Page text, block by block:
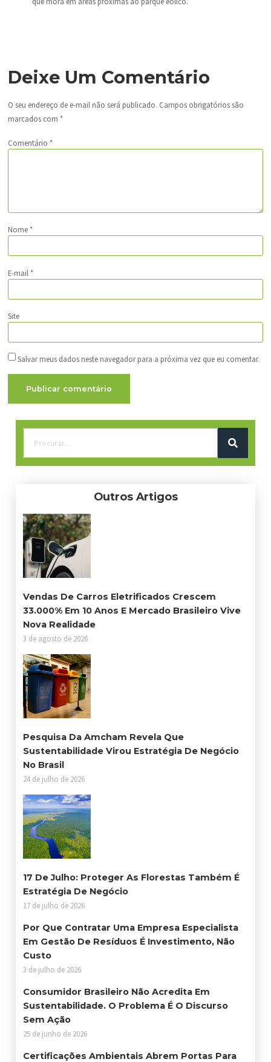
Outros Artigos
Vendas De Carros Eletrificados Crescem
33.000% Em 10 Anos E Mercado Brasileiro Vive
Nova Realidade
3 de agosto de 2026
Pesquisa Da Amcham Revela Que
Sustentabilidade Virou Estratégia De Negócio
No Brasil
24 de julho de 2026
17 De Julho: Proteger As Florestas Também É
Estratégia De Negócio
17 de julho de 2026
Por Que Contratar Uma Empresa Especialista
Em Gestão De Resíduos É Investimento, Não
Custo
3 de julho de 2026
Consumidor Brasileiro Não Acredita Em
Sustentabilidade. O Problema É O Discurso
Sem Ação
25 de junho de 2026
Certificações Ambientais Abrem Portas Para
Deixe Um Comentário
O seu endereço de e-mail não será publicado. Campos obrigatórios são
marcados com *
Comentário *
Nome *
E-mail *
Site
Salvar meus dados neste navegador para a próxima vez que eu comentar.